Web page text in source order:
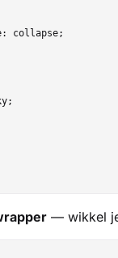
collapse;
— wikkel